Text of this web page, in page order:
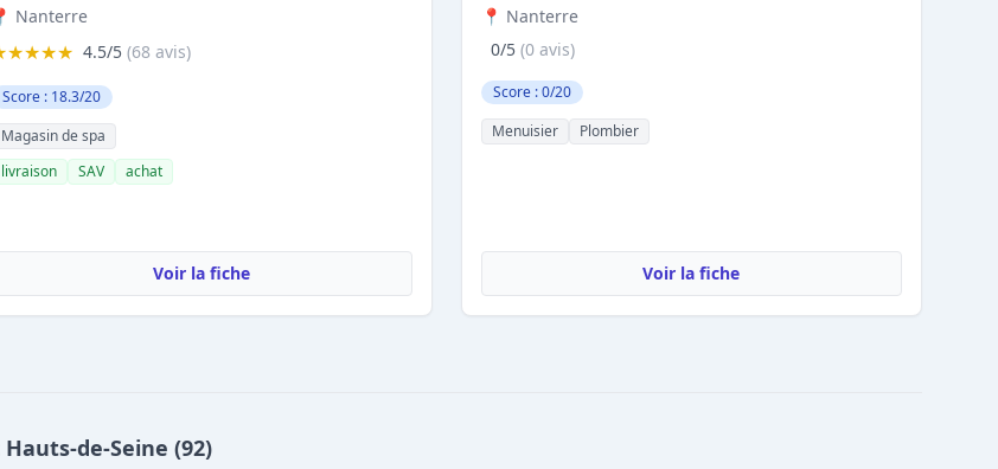
Nanterre
4.5/5(68 avis)
Score : 18.3/20
Magasin de spa
livraison
SAV achat
Voir la fiche
📍 Nanterre
0/5 (0 avis)
Score : 0/20
Menuisier
Plombier
Voir la fiche
de-Seine (92)